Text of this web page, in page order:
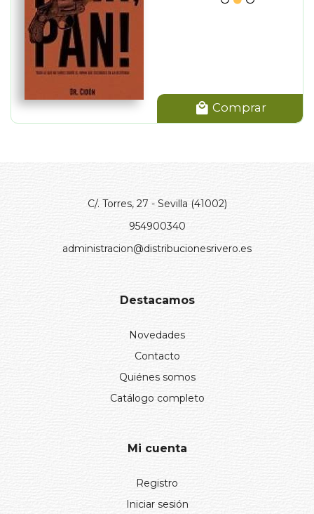
Comprar
C/. Torres, 27 - Sevilla (41002)
954900340
administracion@distribucionesrivero.es
Destacamos
Novedades
Contacto
Quiénes somos
Catálogo completo
Mi cuenta
Registro
Iniciar sesión